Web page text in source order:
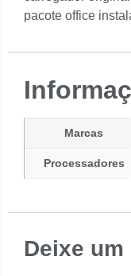
pacote office
Marcas
Processadores
Deixe